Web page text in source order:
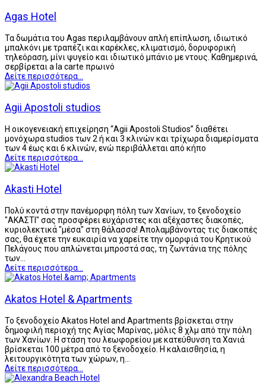
Agas Hotel
Τα δωμάτια του Agas περιλαμβάνουν απλή επίπλωση, ιδιωτικό
μπαλκόνι με τραπέζι και καρέκλες, κλιματισμό, δορυφορική
τηλεόραση, μίνι ψυγείο και ιδιωτικό μπάνιο με ντους. Καθημερινά,
σερβίρεται a la carte πρωινό
Δείτε περισσότερα...
Agii Apostoli studios
Η οικογενειακή επιχείρηση “Agii Apostoli Studios” διαθέτει
μονόχωρα studios των 2 ή και 3 κλινών και τρίχωρα διαμερίσματα
των 4 έως και 6 κλινών, ενώ περιβάλλεται από κήπο
Δείτε περισσότερα...
Akasti Hotel
Πολύ κοντά στην πανέμορφη πόλη των Χανίων, το ξενοδοχείο
"ΑΚΑΣΤΙ" σας προσφέρει ευχάριστες και αξέχαστες διακοπές,
κυριολεκτικά "μέσα" στη θάλασσα! Απολαμβάνοντας τις διακοπές
σας, θα έχετε την ευκαιρία να χαρείτε την ομορφιά του Κρητικού
Πελάγους που απλώνεται μπροστά σας, τη ζωντάνια της πόλης
των…
Δείτε περισσότερα...
Akatos Hotel & Apartments
Το ξενοδοχείο Akatos Hotel and Apartments βρίσκεται στην
δημοφιλή περιοχή της Αγίας Μαρίνας, μόλις 8 χλμ από την πόλη
των Χανίων. Η στάση του λεωφορείου με κατεύθυνση τα Χανιά
βρίσκεται 100 μέτρα από το ξενοδοχείο. Η καλαισθησία, η
λειτουργικότητα των χώρων, η…
Δείτε περισσότερα...